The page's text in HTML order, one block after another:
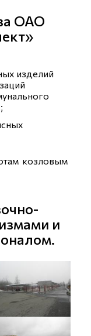
ОАО
изделий
козловым
и